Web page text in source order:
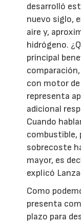
desarrolló
nuevo siglo,
aire y,
hidrógeno.
principal
con motor
representa
adicional
Cuando
combustible,
sobrecoste
mayor, es
explicó
Como
presenta
plazo para